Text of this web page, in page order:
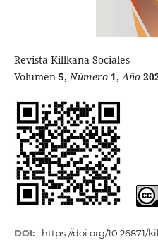
Revista Killkana Sociales
Volumen 5,Número 1,Año
DOI: https://doi.org/10.26871/